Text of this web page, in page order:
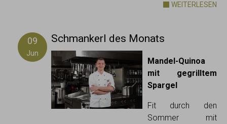
WEITERLESEN
09
Jun
Schmankerl des Monats
Mandel-Quinoa
mit gegrilltem
Spargel
Fit durch den
Sommer mit